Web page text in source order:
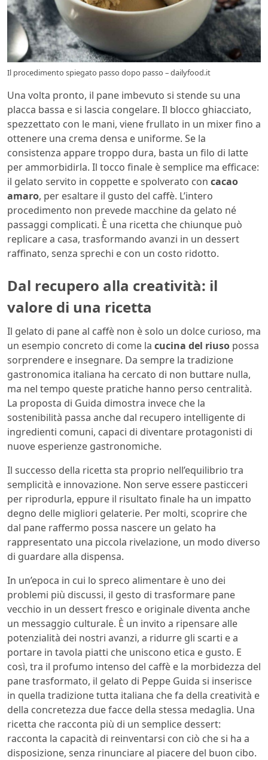
Il procedimento spiegato passo dopo passo – dailyfood.it
Una volta pronto, il pane imbevuto si stende su una
placca bassa e si lascia congelare. Il blocco ghiacciato,
spezzettato con le mani, viene frullato in un mixer fino a
ottenere una crema densa e uniforme. Se la
consistenza appare troppo dura, basta un filo di latte
per ammorbidirla. Il tocco finale è semplice ma efficace:
il gelato servito in coppette e spolverato con cacao
amaro, per esaltare il gusto del caffè. L’intero
procedimento non prevede macchine da gelato né
passaggi complicati. È una ricetta che chiunque può
replicare a casa, trasformando avanzi in un dessert
raffinato, senza sprechi e con un costo ridotto.
Dal recupero alla creatività: il
valore di una ricetta
Il gelato di pane al caffè non è solo un dolce curioso, ma
un esempio concreto di come la cucina del riuso possa
sorprendere e insegnare. Da sempre la tradizione
gastronomica italiana ha cercato di non buttare nulla,
ma nel tempo queste pratiche hanno perso centralità.
La proposta di Guida dimostra invece che la
sostenibilità passa anche dal recupero intelligente di
ingredienti comuni, capaci di diventare protagonisti di
nuove esperienze gastronomiche.
Il successo della ricetta sta proprio nell’equilibrio tra
semplicità e innovazione. Non serve essere pasticceri
per riprodurla, eppure il risultato finale ha un impatto
degno delle migliori gelaterie. Per molti, scoprire che
dal pane raffermo possa nascere un gelato ha
rappresentato una piccola rivelazione, un modo diverso
di guardare alla dispensa.
In un’epoca in cui lo spreco alimentare è uno dei
problemi più discussi, il gesto di trasformare pane
vecchio in un dessert fresco e originale diventa anche
un messaggio culturale. È un invito a ripensare alle
potenzialità dei nostri avanzi, a ridurre gli scarti e a
portare in tavola piatti che uniscono etica e gusto. E
così, tra il profumo intenso del caffè e la morbidezza del
pane trasformato, il gelato di Peppe Guida si inserisce
in quella tradizione tutta italiana che fa della creatività e
della concretezza due facce della stessa medaglia. Una
ricetta che racconta più di un semplice dessert:
racconta la capacità di reinventarsi con ciò che si ha a
disposizione, senza rinunciare al piacere del buon cibo.